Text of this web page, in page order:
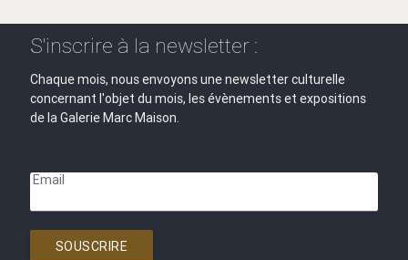
S'inscrire à la newsletter :
Chaque mois, nous envoyons une newsletter culturelle
concernant l'objet du mois, les évènements et expositions
de la Galerie Marc Maison.
Email
SOUSCRIRE